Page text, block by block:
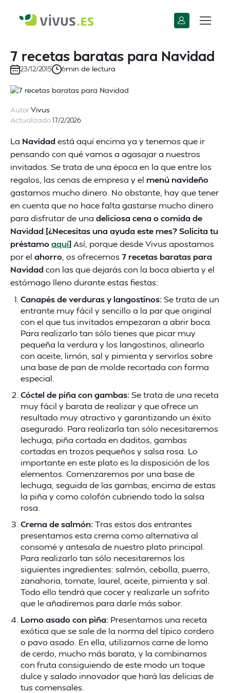
7 recetas baratas para Navidad
23/12/2015 6min de lectura
AutorVivus
Actualizado17/2/2026
La Navidad está aquí encima ya y tenemos que ir
pensando con qué vamos a agasajar a nuestros
invitados. Se trata de una época en la que entre los
regalos, las cenas de empresa y el menú navideño
gastamos mucho dinero. No obstante, hay que tener
en cuenta que no hace falta gastarse mucho dinero
para disfrutar de una deliciosa cena o comida de
Navidad [¿Necesitas una ayuda este mes? Solicita tu
préstamoaquí] Así, porque desde Vivus apostamos
por el ahorro , os ofrecemos7 recetas baratas para
Navidad con las que dejarás con la boca abierta y el
estómago lleno durante estas fiestas:
Canapés de verduras y langostinos:Se trata de un
entrante muy fácil y sencillo a la par que original
con el que tus invitados empezaran a abrir boca.
Para realizarlo tan sólo tienes que picar muy
pequeña la verdura y los langostinos, alinearlo
con aceite, limón, sal y pimienta y servirlos sobre
una base de pan de molde recortada con forma
especial.
Cóctel de piña con gambas:Se trata de una receta
muy fácil y barata de realizar y que ofrece un
resultado muy atractivo y garantizando un éxito
asegurado. Para realizarla tan sólo necesitaremos
lechuga, piña cortada en daditos, gambas
cortadas en trozos pequeños y salsa rosa. Lo
importante en este plato es la disposición de los
elementos. Comenzaremos por una base de
lechuga, seguida de las gambas, encima de estas
la piña y como colofón cubriendo todo la salsa
rosa.
Crema de salmón:Tras estos dos entrantes
presentamos esta crema como alternativa al
consomé y antesala de nuestro plato principal.
Para realizarlo tan sólo necesitaremos los
siguientes ingredientes: salmón, cebolla, puerro,
zanahoria, tomate, laurel, aceite, pimienta y sal.
Todo ello tendrá que cocer y realizarle un sofrito
que le añadiremos para darle más sabor.
Lomo asado con piña: Presentamos una receta
exótica que se sale de la norma del típico cordero
o pavo asado. En ella, utilizamos carne de lomo
de cerdo, mucho más barata, y la combinamos
con fruta consiguiendo de este modo un toque
dulce y salado innovador que hará las delicias de
tus comensales.